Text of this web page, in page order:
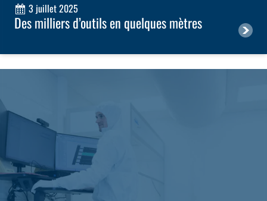
3 juillet 2025
Des milliers d’outils en quelques mètres